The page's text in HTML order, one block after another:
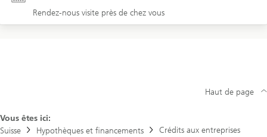
Rendez-nous visite près de chez vous
Vous êtes ici:
Suisse
Hypothèques et financements Crédits aux entreprises
Haut de page